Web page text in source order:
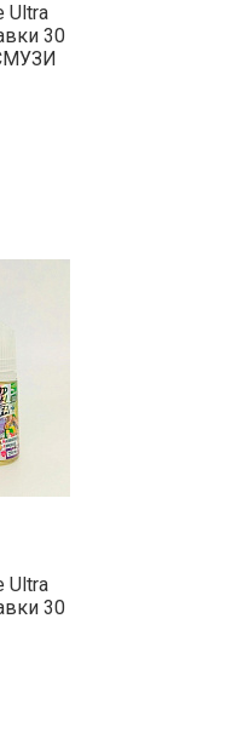
Ultra
30
Ultra
30